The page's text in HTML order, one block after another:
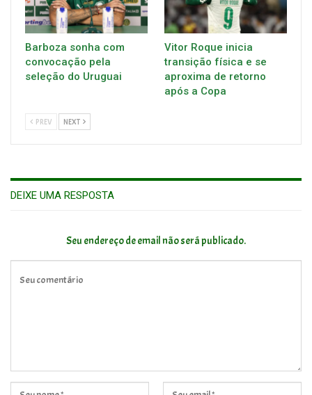
Barboza sonha com
convocação pela
seleção do Uruguai
Vitor Roque inicia
transição física e se
aproxima de retorno
após a Copa
PREV NEXT
DEIXE UMA RESPOSTA
Seu endereço de email não será publicado.